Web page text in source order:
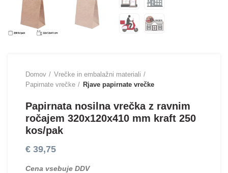
Domov
Vrečke in embalažni materiali
Papirnate vrečke
Rjave papirnate vrečke
Papirnata nosilna vrečka z ravnim
ročajem 320х120х410 mm kraft 250
kos/pak
€ 39,75
Cena vsebuje DDV